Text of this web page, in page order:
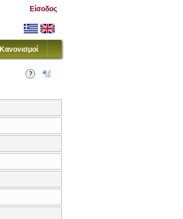
Είσοδος
Κανονισμοί